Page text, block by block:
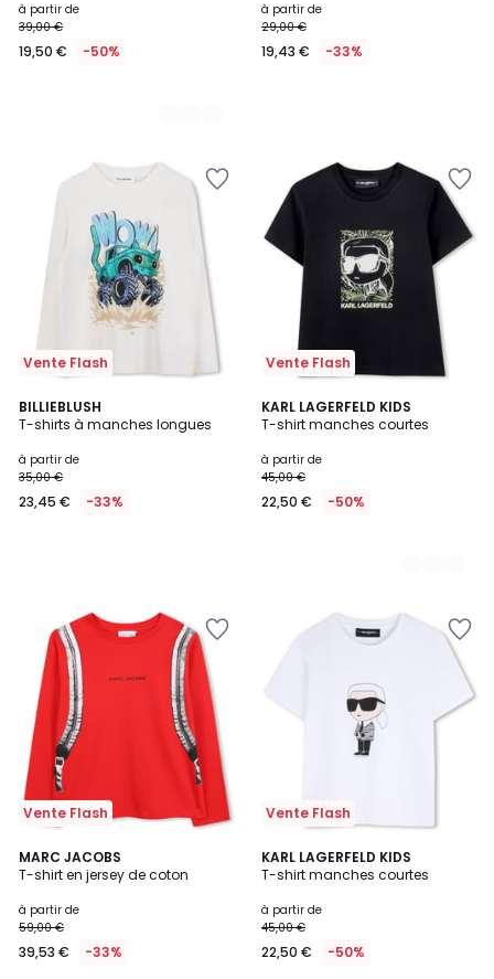
à partir de
39,00 €
19,50 € -50%
à partir de
29,00 €
19,43 € -33%
Vente Flash
BILLIEBLUSH
T-shirts à manches longues
à partir de
35,00 €
23,45 € -33%
Vente Flash
KARL LAGERFELD KIDS
T-shirt manches courtes
à partir de
45,00 €
22,50 € -50%
2
Couleurs
Vente Flash
MARC JACOBS
T-shirt en jersey de coton
à partir de
59,00 €
39,53 € -33%
Vente Flash
KARL LAGERFELD KIDS
T-shirt manches courtes
à partir de
45,00 €
22,50 € -50%
2
Couleurs